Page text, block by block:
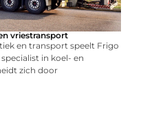
vriestransport
en transport speelt Frigo
in koel- en
zich door